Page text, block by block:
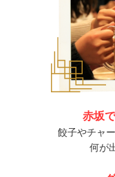
赤坂
餃子やチャ
何が